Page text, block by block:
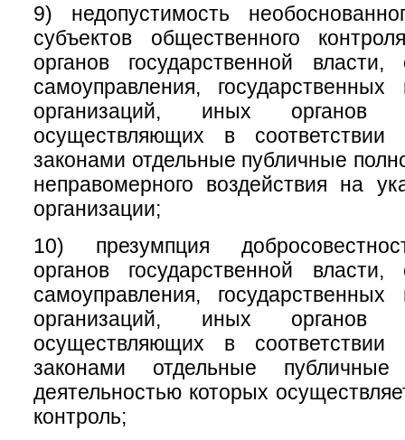
9) недопустимость
субъектов общественного
органов государственной власти,
самоуправления,
организаций, иных органов
осуществляющих в
законами отдельные публичные
неправомерного воздействия на
организации;
10) презумпция
органов государственной власти,
самоуправления,
организаций, иных органов
осуществляющих в
законами отдельные
деятельностью которых
контроль;